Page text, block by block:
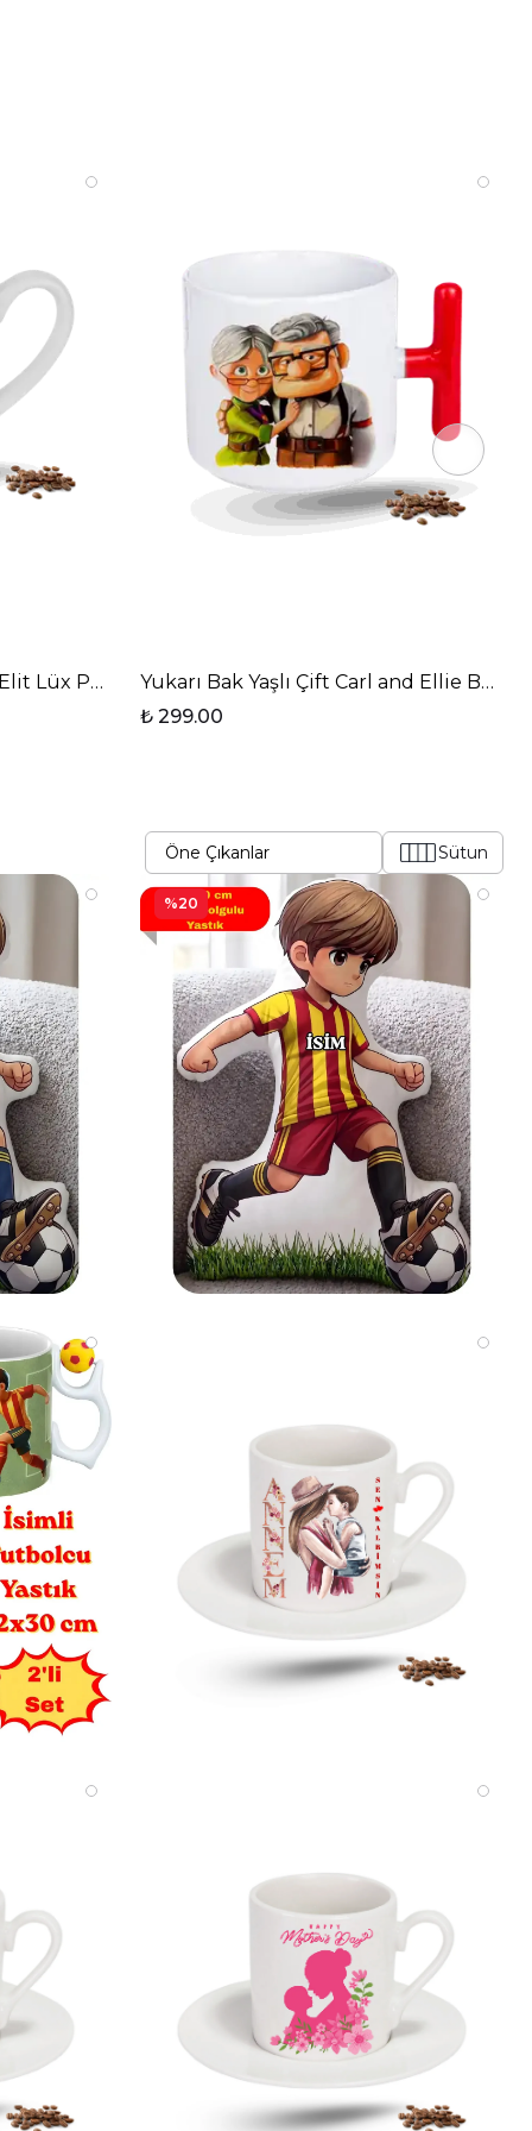
Lüx Porselen Kupa Bardak
Yukarı Bak Yaşlı Çift Carl and Ellie
₺ 299.00
Sütun
%20